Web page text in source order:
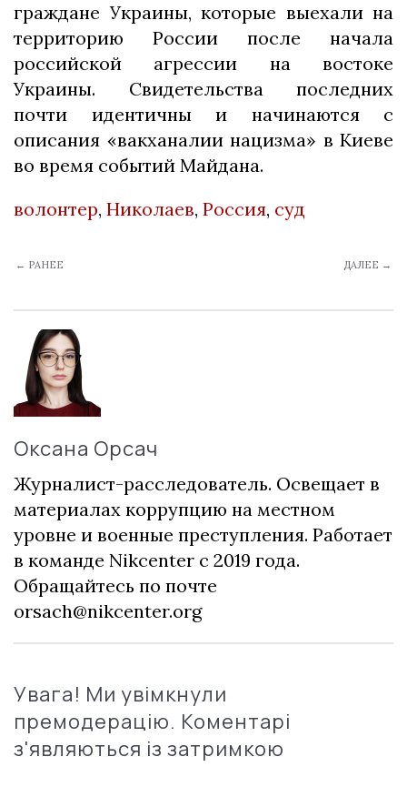
граждане Украины, которые выехали на
территорию России после начала
российской агрессии на востоке
Украины. Свидетельства последних
почти идентичны и начинаются с
описания «вакханалии нацизма» в Киеве
во время событий Майдана.
волонтер, Николаев, Россия, суд
← РАНЕЕ ДАЛЕЕ →
Оксана Орсач
Журналист-расследователь. Освещает в
материалах коррупцию на местном
уровне и военные преступления. Работает
в команде Nikcenter с 2019 года.
Обращайтесь по почте
orsach@nikcenter.org
Увага! Ми увімкнули
премодерацію. Коментарі
з'являються із затримкою